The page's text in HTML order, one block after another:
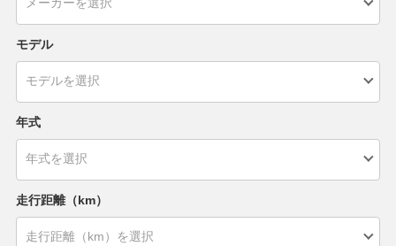
モデル
年式
走行距離（km）